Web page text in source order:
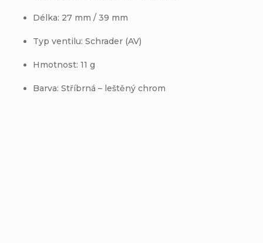
Délka: 27 mm / 39 mm
Typ ventilu: Schrader (AV)
Hmotnost: 11 g
Barva: Stříbrná – leštěný chrom